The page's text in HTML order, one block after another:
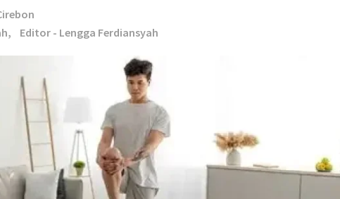
Editor - Lengga Ferdiansyah